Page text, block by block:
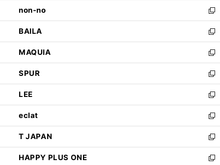
く
で
開
く
し
い
ウ
ィ
ン
ド
ウ
で
開
く
non-no
新
し
い
ウ
ィ
ン
ド
ウ
で
開
く
BAILA
新
し
い
ウ
ィ
ン
ド
ウ
で
開
く
MAQUIA
新
し
い
ウ
ィ
ン
ド
ウ
で
開
く
SPUR
新
し
い
ウ
ィ
ン
ド
ウ
で
LEE
新
し
い
ウ
ィ
ン
ド
eclat
新
し
い
ウ
ィ
T JAPAN
新
し
い
HAPPY PLUS ONE
新